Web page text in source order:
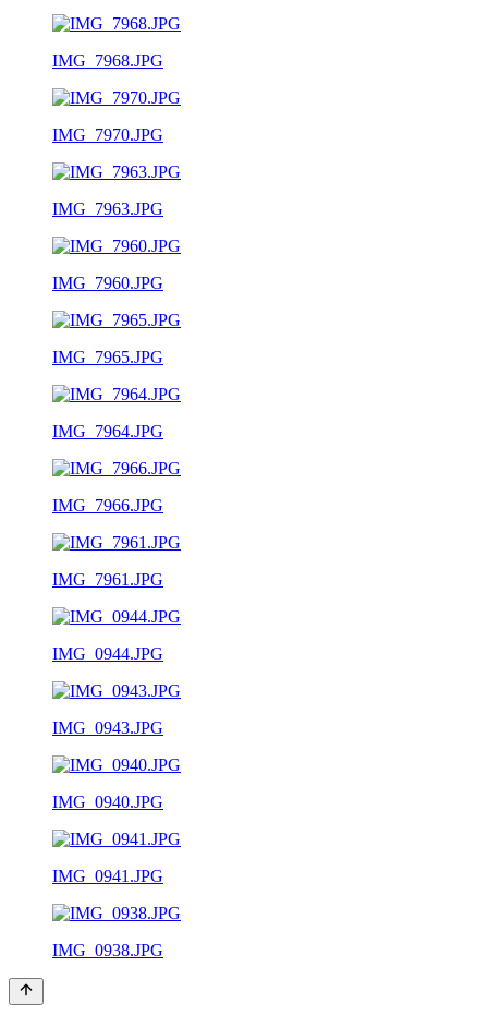
IMG_7968.JPG
IMG_7970.JPG
IMG_7963.JPG
IMG_7960.JPG
IMG_7965.JPG
IMG_7964.JPG
IMG_7966.JPG
IMG_7961.JPG
IMG_0944.JPG
IMG_0943.JPG
IMG_0940.JPG
IMG_0941.JPG
IMG_0938.JPG